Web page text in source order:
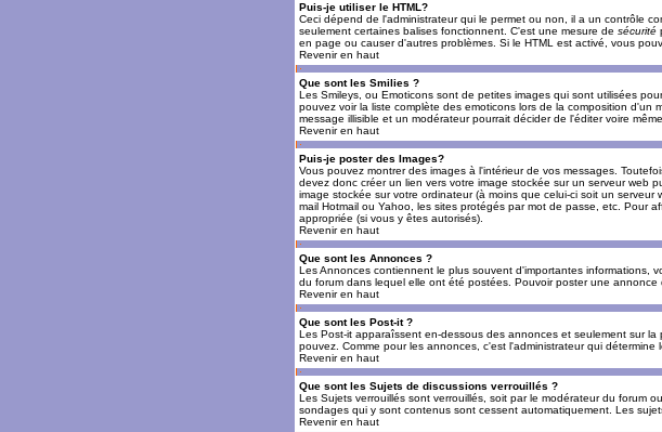
Puis-je utiliser le HTML?
Ceci dépend de l'administrateur qui le permet ou non, il a un contrôle
seulement certaines balises fonctionnent. C'est une mesure de sécurité
en page ou causer d'autres problèmes. Si le HTML est activé, vous
Revenir en haut
Que sont les Smilies ?
Les Smileys, ou Emoticons sont de petites images qui sont utilisées
pouvez voir la liste complète des emoticons lors de la composition d'un
message illisible et un modérateur pourrait décider de l'éditer voire
Revenir en haut
Puis-je poster des Images?
Vous pouvez montrer des images à l'intérieur de vos messages.
devez donc créer un lien vers votre image stockée sur un serveur web
image stockée sur votre ordinateur (à moins que celui-ci soit un
mail Hotmail ou Yahoo, les sites protégés par mot de passe, etc. Pour
appropriée (si vous y êtes autorisés).
Revenir en haut
Que sont les Annonces ?
Les Annonces contiennent le plus souvent d'importantes informations,
du forum dans lequel elle ont été postées. Pouvoir poster une
Revenir en haut
Que sont les Post-it ?
Les Post-it apparaîssent en-dessous des annonces et seulement sur
pouvez. Comme pour les annonces, c'est l'administrateur qui
Revenir en haut
Que sont les Sujets de discussions verrouillés ?
Les Sujets verrouillés sont verrouillés, soit par le modérateur du forum
sondages qui y sont contenus sont cessent automatiquement. Les
Revenir en haut